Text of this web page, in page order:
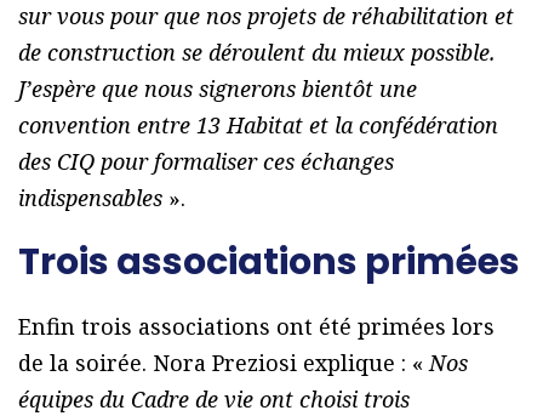
sur vous pour que nos projets de réhabilitation et
de construction se déroulent du mieux possible.
J’espère que nous signerons bientôt une
convention entre 13 Habitat et la confédération
des CIQ pour formaliser ces échanges
indispensables ».
Trois associations primées
Enfin trois associations ont été primées lors
de la soirée. Nora Preziosi explique : «Nos
équipes du Cadre de vie ont choisi trois